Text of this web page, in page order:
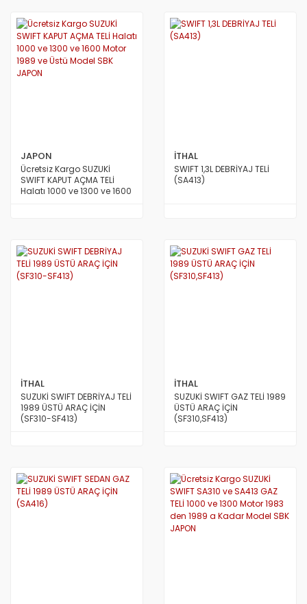
JAPON
Ücretsiz Kargo SUZUKİ
SWIFT KAPUT AÇMA TELİ
Halatı 1000 ve 1300 ve 1600
İTHAL
SWIFT 1,3L DEBRİYAJ TELİ
(SA413)
İTHAL
SUZUKİ SWIFT DEBRİYAJ TELİ
1989 ÜSTÜ ARAÇ İÇİN
(SF310-SF413)
İTHAL
SUZUKİ SWIFT GAZ TELİ 1989
ÜSTÜ ARAÇ İÇİN
(SF310,SF413)